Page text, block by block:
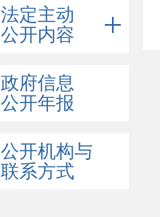
法定主动
公开内容
政府信息
公开年报
公开机构与
联系方式